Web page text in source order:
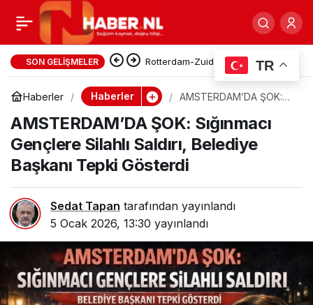
SON GELIŞMELER Rotterdam-Zuid’de İnşaat Atığı
Yangını: NL-Alert Gönderildi,
Maastunnel Trafiğe Kapatıldı
Haberler Haberler
AMSTERDAM’DA ŞOK:
Silahlı Saldırı, Belediye
Başkanı Tepki Gösterdi
AMSTERDAM’DA ŞOK: Sığınmacı
Gençlere Silahlı Saldırı, Belediye
Başkanı Tepki Gösterdi
Sedat Tapan tarafından yayınlandı
5 Ocak 2026, 13:30 yayınlandı
Hollanda’da Yoğun Kar
Yağışı: Sekiz İlde
Turuncu Alarm
0 Paylaş
TR